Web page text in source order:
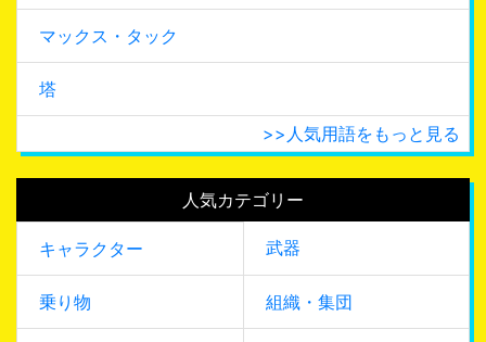
マックス・タック
塔
>>人気用語をもっと見る
人気カテゴリー
キャラクター 武器
乗り物 組織・集団